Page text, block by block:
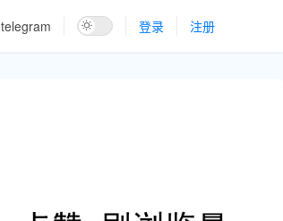
telegram 登录 注册